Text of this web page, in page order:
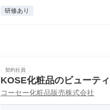
研修あり
契約社員
KOSE化粧品のビューテ
コーセー化粧品販売株式会社